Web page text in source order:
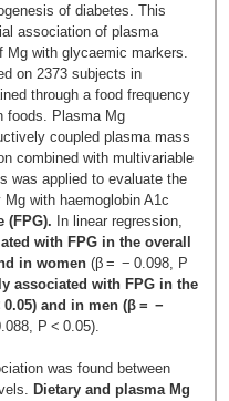
of diabetes. This
association of plasma
Mg with glycaemic markers.
on 2373 subjects in
through a food frequency
foods. Plasma Mg
coupled plasma mass
combined with multivariable
was applied to evaluate the
with haemoglobin A1c
(FPG). In linear regression,
with FPG in the overall
in women (β = − 0.098, P
associated with FPG in the
and in men (β = −
P < 0.05).
was found between
Dietary and plasma Mg